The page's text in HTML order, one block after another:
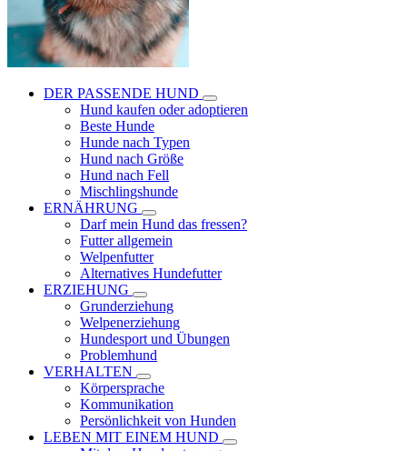
DER PASSENDE HUND
Hund kaufen oder adoptieren
Beste Hunde
Hunde nach Typen
Hund nach Größe
Hund nach Fell
Mischlingshunde
ERNÄHRUNG
Darf mein Hund das fressen?
Futter allgemein
Welpenfutter
Alternatives Hundefutter
ERZIEHUNG
Grunderziehung
Welpenerziehung
Hundesport und Übungen
Problemhund
VERHALTEN
Körpersprache
Kommunikation
Persönlichkeit von Hunden
LEBEN MIT EINEM HUND